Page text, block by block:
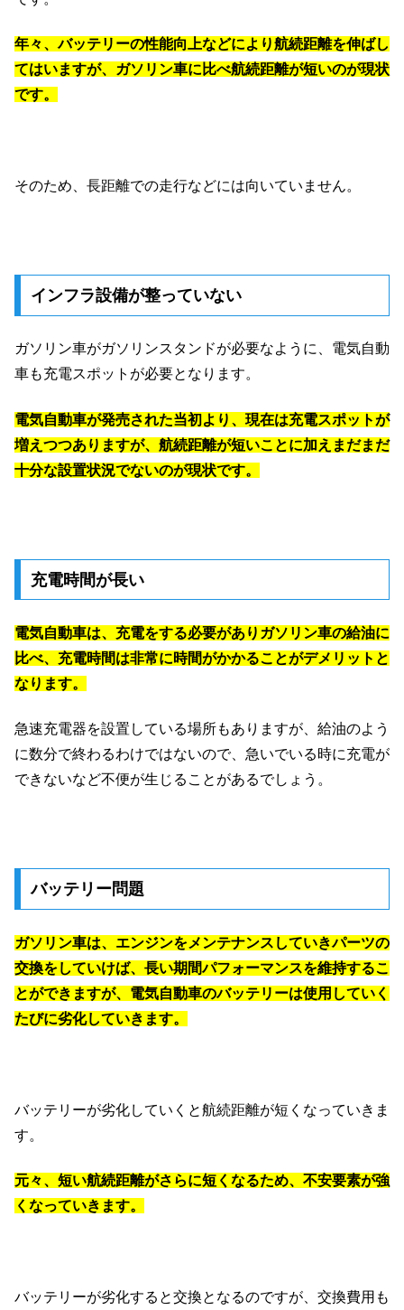
年々、バッテリーの性能向上などにより航続距離を伸ばし
てはいますが、ガソリン車に比べ航続距離が短いのが現状
です。
そのため、長距離での走行などには向いていません。
インフラ設備が整っていない
ガソリン車がガソリンスタンドが必要なように、電気自動
車も充電スポットが必要となります。
電気自動車が発売された当初より、現在は充電スポットが
増えつつありますが、航続距離が短いことに加えまだまだ
十分な設置状況でないのが現状です。
充電時間が長い
電気自動車は、充電をする必要がありガソリン車の給油に
比べ、充電時間は非常に時間がかかることがデメリットと
なります。
急速充電器を設置している場所もありますが、給油のよう
に数分で終わるわけではないので、急いでいる時に充電が
できないなど不便が生じることがあるでしょう。
バッテリー問題
ガソリン車は、エンジンをメンテナンスしていきパーツの
交換をしていけば、長い期間パフォーマンスを維持するこ
とができますが、電気自動車のバッテリーは使用していく
たびに劣化していきます。
バッテリーが劣化していくと航続距離が短くなっていきま
す。
元々、短い航続距離がさらに短くなるため、不安要素が強
くなっていきます。
バッテリーが劣化すると交換となるのですが、交換費用も